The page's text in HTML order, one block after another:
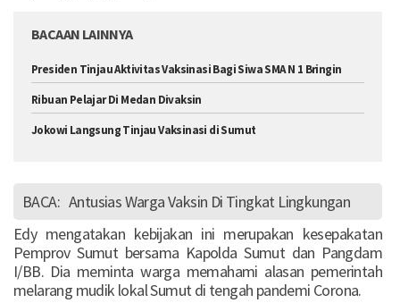
BACAAN LAINNYA
Presiden Tinjau Aktivitas Vaksinasi Bagi Siwa SMA N 1 Bringin
Ribuan Pelajar Di Medan Divaksin
Jokowi Langsung Tinjau Vaksinasi di Sumut
BACA: Antusias Warga Vaksin Di Tingkat Lingkungan
Edy mengatakan kebijakan ini merupakan kesepakatan
Pemprov Sumut bersama Kapolda Sumut dan Pangdam
I/BB. Dia meminta warga memahami alasan pemerintah
melarang mudik lokal Sumut di tengah pandemi Corona.